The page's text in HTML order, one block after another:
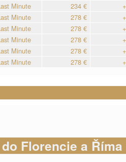
Minute 234 €
Minute 278 €
Minute 278 €
Minute 278 €
Minute 278 €
Minute 278 €
Florencie a Říma